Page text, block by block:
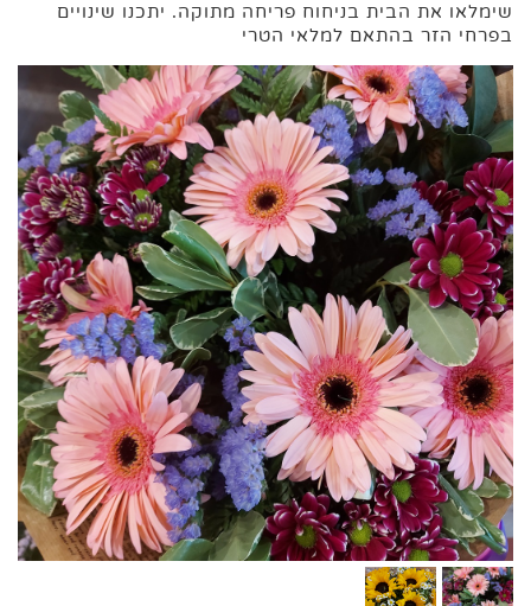
שימלאו את הבית בניחוח פריחה מתוקה. יתכנו שינויים
בפרחי הזר בהתאם למלאי הטרי